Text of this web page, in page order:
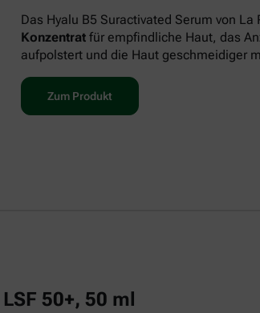
Das Hyalu B5 Suractivated Serum von La
Konzentrat für empfindliche Haut, das
aufpolstert und die Haut geschmeidiger
Zum Produkt
50+, 50 ml